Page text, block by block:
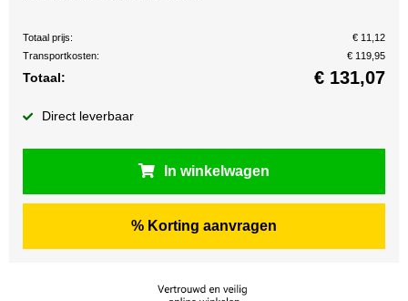
Totaal prijs:
€ 11,12
Transportkosten:
€ 119,95
Totaal: € 131,07
Direct leverbaar
In winkelwagen
% Korting aanvragen